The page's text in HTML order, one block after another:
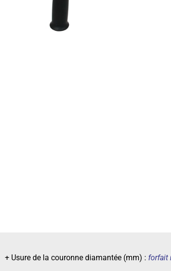
+ Usure de la couronne diamantée (mm) : forfait